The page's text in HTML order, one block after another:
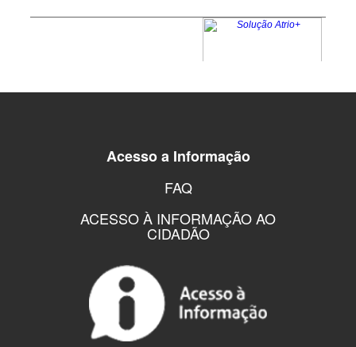
Acesso a Informação
FAQ
ACESSO À INFORMAÇÃO AO
CIDADÃO